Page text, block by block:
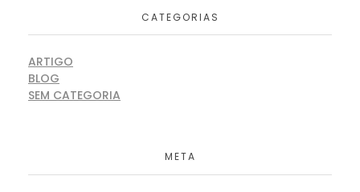
CATEGORIAS
ARTIGO
BLOG
SEM CATEGORIA
META